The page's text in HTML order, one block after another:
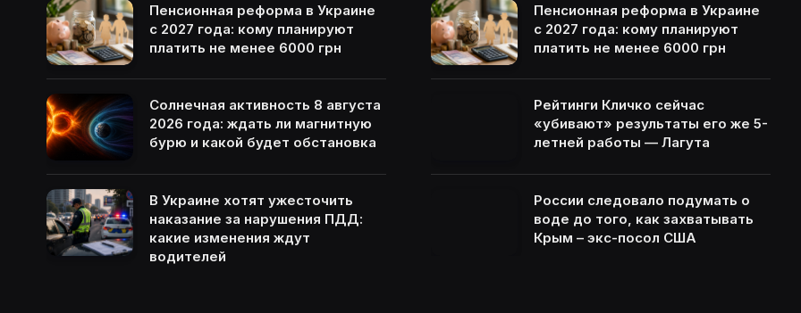
Пенсионная реформа в Украине
с 2027 года: кому планируют
платить не менее 6000 грн
Солнечная активность 8 августа
2026 года: ждать ли магнитную
бурю и какой будет обстановка
В Украине хотят ужесточить
наказание за нарушения ПДД:
какие изменения ждут
водителей
Пенсионная реформа в Украине
с 2027 года: кому планируют
платить не менее 6000 грн
Рейтинги Кличко сейчас
«убивают» результаты его же 5-
летней работы — Лагута
России следовало подумать о
воде до того, как захватывать
Крым – экс-посол США